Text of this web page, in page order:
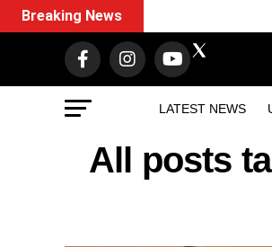
LATEST NEWS
Breaking News
All posts